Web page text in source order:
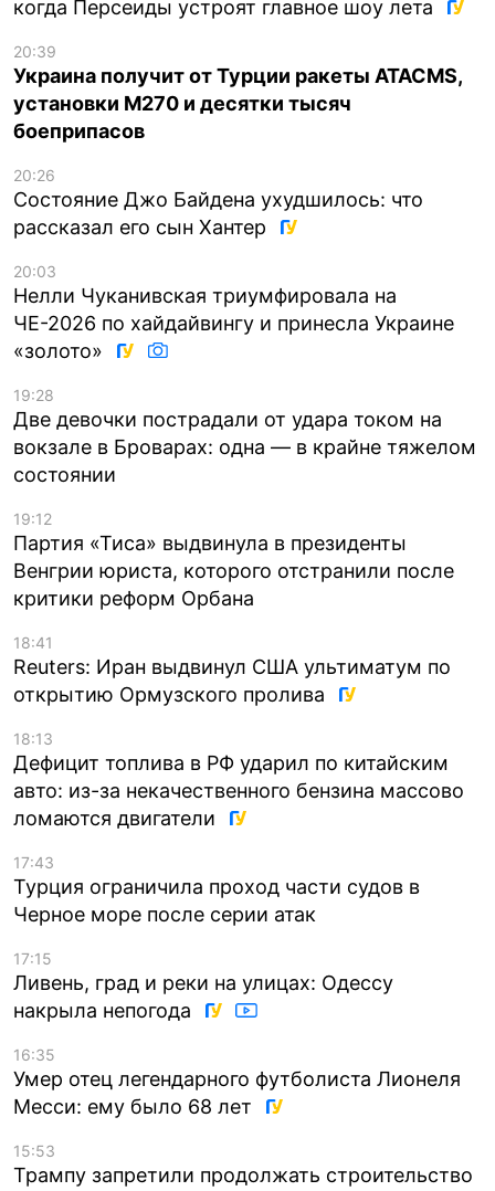
когда Персеиды устроят главное шоу лета
20:39
Украина получит от Турции ракеты ATACMS,
установки M270 и десятки тысяч
боеприпасов
20:26
Состояние Джо Байдена ухудшилось: что
рассказал его сын Хантер
20:03
Нелли Чуканивская триумфировала на
ЧЕ-2026 по хайдайвингу и принесла Украине
«золото»
19:28
Две девочки пострадали от удара током на
вокзале в Броварах: одна — в крайне тяжелом
состоянии
19:12
Партия «Тиса» выдвинула в президенты
Венгрии юриста, которого отстранили после
критики реформ Орбана
18:41
Reuters: Иран выдвинул США ультиматум по
открытию Ормузского пролива
18:13
Дефицит топлива в РФ ударил по китайским
авто: из-за некачественного бензина массово
ломаются двигатели
17:43
Турция ограничила проход части судов в
Черное море после серии атак
17:15
Ливень, град и реки на улицах: Одессу
накрыла непогода
16:35
Умер отец легендарного футболиста Лионеля
Месси: ему было 68 лет
15:53
Трампу запретили продолжать строительство